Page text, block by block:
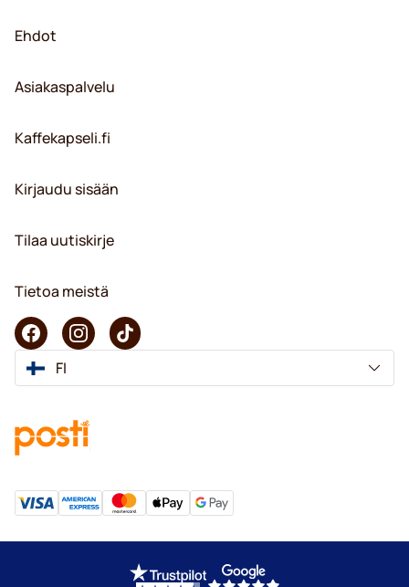
Ehdot
Asiakaspalvelu
Kaffekapseli.fi
Kirjaudu sisään
Tilaa uutiskirje
Tietoa meistä
FI